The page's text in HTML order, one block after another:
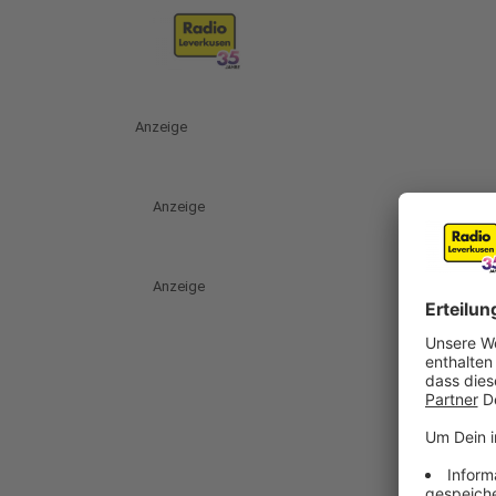
Anzeige
Anzeige
Anzeige